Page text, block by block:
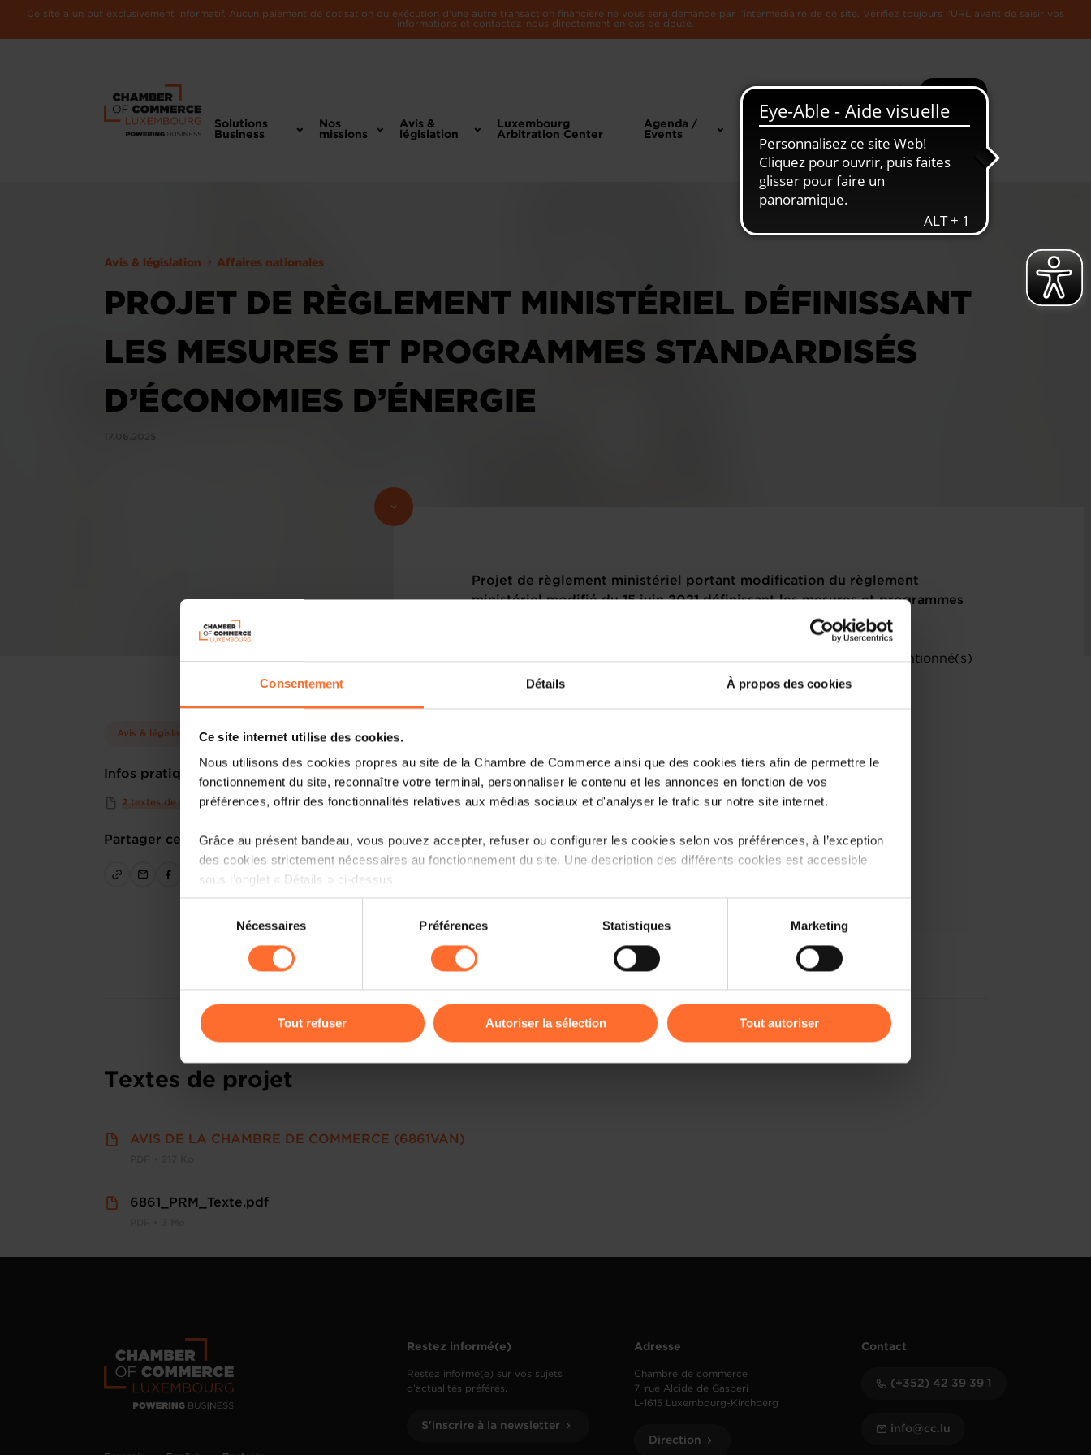
Consentement Détails À propos des cookies
Ce site internet utilise des cookies.
Nous utilisons des cookies propres au site de la Chambre de Commerce ainsi que des cookies tiers afin de permettre le
fonctionnement du site, reconnaître votre terminal, personnaliser le contenu et les annonces en fonction de vos
préférences, offrir des fonctionnalités relatives aux médias sociaux et d'analyser le trafic sur notre site internet.
Grâce au présent bandeau, vous pouvez accepter, refuser ou configurer les cookies selon vos préférences, à l’exception
des cookies strictement nécessaires au fonctionnement du site. Une description des différents cookies est accessible
sous l’onglet « Détails » ci-dessus.
Il est précisé que la navigation sur le site et certaines fonctionnalités (ex : lecture de vidéos, partage sur les réseaux
cas de refus de tous les cookies ou des cookies non nécessaires.
gauche de chaque page.
personnelles, vous pouvez consulter notre
personnelles
consentement
Nécessaires Préférences Statistiques Marketing
Tout refuser Autoriser la sélection Tout autoriser
Ce site a un but exclusivement informatif. Aucun paiement de cotisation ou exécution d'une autre transaction financière ne vous sera demandé par l'intermédiaire de ce site. Vérifiez toujours l'URL avant de saisir vos
informations et contactez-nous directement en cas de doute.
Recherche Plus
Solutions
Business
Nos
missions
Avis &
législation
Luxembourg
Arbitration Center
Agenda /
Events
Toute
L'Economie
Avis & législation Affaires nationales
PROJET DE RÈGLEMENT MINISTÉRIEL DÉFINISSANT
LES MESURES ET PROGRAMMES STANDARDISÉS
D’ÉCONOMIES D’ÉNERGIE
Avis & législation
Infos pratiques
2 textes de projet
Partager cet article
Projet de règlement ministériel portant modification du règlement
ministériel modifié du 15 juin 2021 définissant les mesures et programmes
Veuillez trouver ci-dessous le(s) texte(s) relatif(s) au(x) projet(s) mentionné(s)
sous rubrique.
Textes de projet
AVIS DE LA CHAMBRE DE COMMERCE (6861VAN)
6861_PRM_Texte.pdf
Restez informé(e)
Restez informé(e) sur vos sujets
d’actualités préférés.
S'inscrire à la newsletter
Adresse
Chambre de commerce
7, rue Alcide de Gasperi
L-1615 Luxembourg-Kirchberg
Direction
Contact
(+352) 42 39 39 1
info@cc.lu